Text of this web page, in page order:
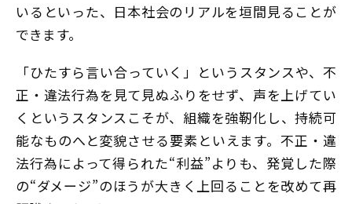
いるといった、日本社会のリアルを垣間見ることが
できます。
「ひたすら言い合っていく」というスタンスや、不
正・違法行為を見て見ぬふりをせず、声を上げてい
くというスタンスこそが、組織を強靭化し、持続可
能なものへと変貌させる要素といえます。不正・違
法行為によって得られた“利益”よりも、発覚した際
の“ダメージ”のほうが大きく上回ることを改めて再